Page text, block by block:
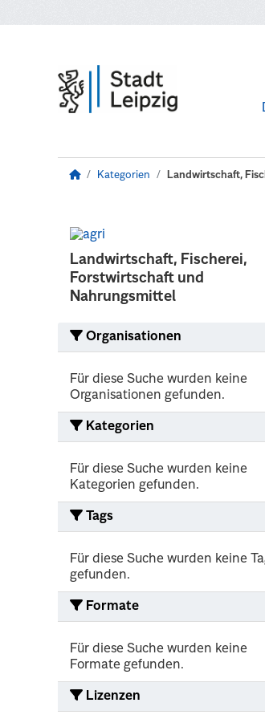
Kategorien Landwirtschaft,
Landwirtschaft, Fischerei,
Forstwirtschaft und
Nahrungsmittel
Organisationen
Für diese Suche wurden keine
Organisationen gefunden.
Kategorien
Für diese Suche wurden keine
Kategorien gefunden.
Tags
Für diese Suche wurden keine
gefunden.
Formate
Für diese Suche wurden keine
Formate gefunden.
Lizenzen